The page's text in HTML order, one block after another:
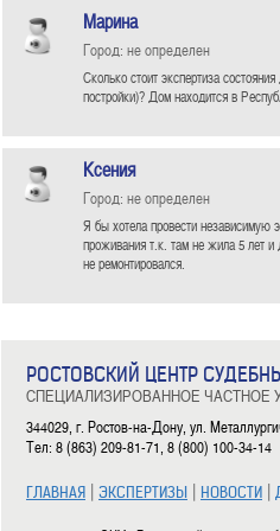
Марина
Город: не определен
Сколько стоит экспертиза
постройки)? Дом находится в
Ксения
Город: не определен
Я бы хотела провести независимую
проживания т.к. там не жила 5 лет и
не ремонтировался.
РОСТОВСКИЙ ЦЕНТР
СПЕЦИАЛИЗИРОВАННОЕ ЧАСТНОЕ
344029, г. Ростов-на-Дону, ул.
Тел: 8 (863) 209-81-71, 8 (800) 100-34-14
ГЛАВНАЯ | ЭКСПЕРТИЗЫ | НОВОСТИ |